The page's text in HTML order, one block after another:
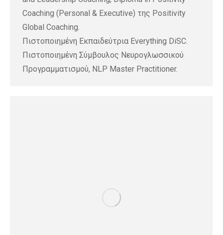
Coaching (Personal & Executive) της Positivity
Global Coaching.
Πιστοποιημένη Εκπαιδεύτρια Everything DiSC.
Πιστοποιημένη Σύμβουλος Νευρογλωσσικού
Προγραμματισμού, NLP Master Practitioner.